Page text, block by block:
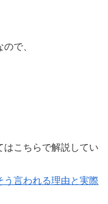
で、
こちらで解説してい
う言われる理由と実際